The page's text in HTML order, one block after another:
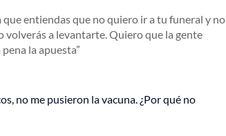
entiendas que no quiero ir a tu funeral y no
volverás a levantarte. Quiero que la gente
la apuesta
no me pusieron la vacuna. ¿Por qué no